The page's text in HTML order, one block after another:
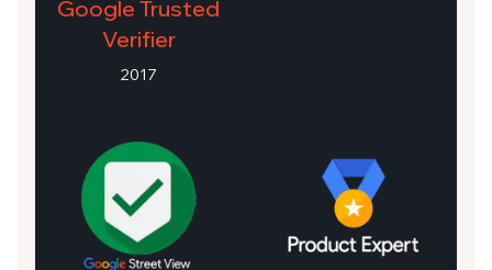
Google Trusted
Verifier
2017